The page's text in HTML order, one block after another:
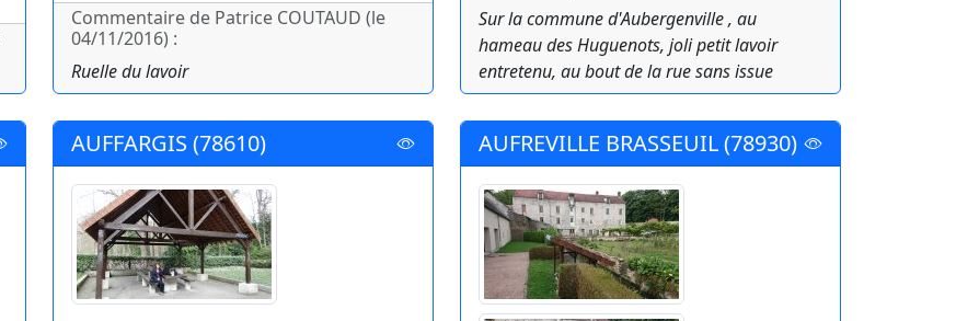
Commentaire de Patrice COUTAUD (le
04/11/2016) :
Ruelle du lavoir
Sur la commune d'Aubergenville , au
hameau des Huguenots, joli petit lavoir
entretenu, au bout de la rue sans issue
AUFFARGIS (78610) AUFREVILLE BRASSEUIL (78930)